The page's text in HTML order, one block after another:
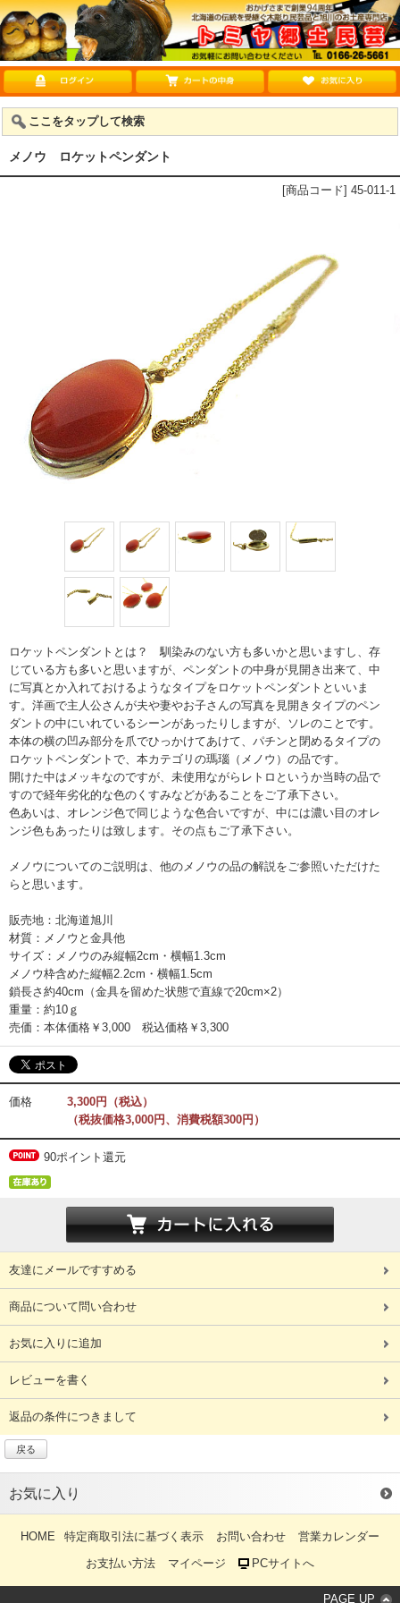
ここをタップして検索
メノウ ロケットペンダント
[商品コード] 45-011-1
ロケットペンダントとは？ 馴染みのない方も多いかと思いますし、存
じている方も多いと思いますが、ペンダントの中身が見開き出来て、中
に写真とか入れておけるようなタイプをロケットペンダントといいま
す。洋画で主人公さんが夫や妻やお子さんの写真を見開きタイプのペン
ダントの中にいれているシーンがあったりしますが、ソレのことです。
本体の横の凹み部分を爪でひっかけてあけて、パチンと閉めるタイプの
ロケットペンダントで、本カテゴリの瑪瑙（メノウ）の品です。
開けた中はメッキなのですが、未使用ながらレトロというか当時の品で
すので経年劣化的な色のくすみなどがあることをご了承下さい。
色あいは、オレンジ色で同じような色合いですが、中には濃い目のオレ
ンジ色もあったりは致します。その点もご了承下さい。
メノウについてのご説明は、他のメノウの品の解説をご参照いただけた
らと思います。
販売地：北海道旭川
材質：メノウと金具他
サイズ：メノウのみ縦幅2cm・横幅1.3cm
メノウ枠含めた縦幅2.2cm・横幅1.5cm
鎖長さ約40cm（金具を留めた状態で直線で20cm×2）
重量：約10ｇ
売価：本体価格￥3,000 税込価格￥3,300
価格
3,300円（税込）
（税抜価格3,000円、消費税額300円）
90ポイント還元
友達にメールですすめる
商品について問い合わせ
お気に入りに追加
レビューを書く
返品の条件につきまして
戻る
お気に入り
HOME 特定商取引法に基づく表示 お問い合わせ
営業カレンダー
お支払い方法
マイページ PCサイトへ
PAGE UP